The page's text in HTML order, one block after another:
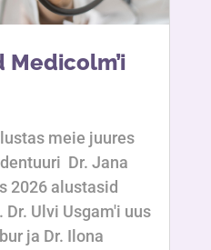
meie juures
Dr. Jana
2026 alustasid
Ulvi Usgam'i uus
ja Dr. Ilona